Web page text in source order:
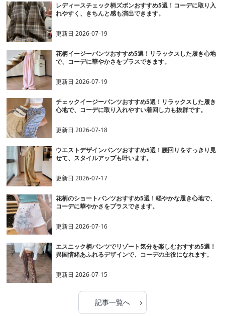
レディースチェック柄ズボンおすすめ5選！コーデに取り入
れやすく、きちんと感も演出できます。
更新日2026-07-19
花柄イージーパンツおすすめ5選！リラックスした履き心地
で、コーデに華やかさをプラスできます。
更新日2026-07-19
チェックイージーパンツおすすめ5選！リラックスした履き
心地で、コーデに取り入れやすい着回し力も抜群です。
更新日2026-07-18
ウエストデザインパンツおすすめ5選！腰回りをすっきり見
せて、スタイルアップも叶います。
更新日2026-07-17
花柄のショートパンツおすすめ5選！軽やかな履き心地で、
コーデに華やかさをプラスできます。
更新日2026-07-16
エスニック柄パンツでリゾート気分を楽しむおすすめ5選！
異国情緒あふれるデザインで、コーデの主役になれます。
更新日2026-07-15
記事一覧へ ›